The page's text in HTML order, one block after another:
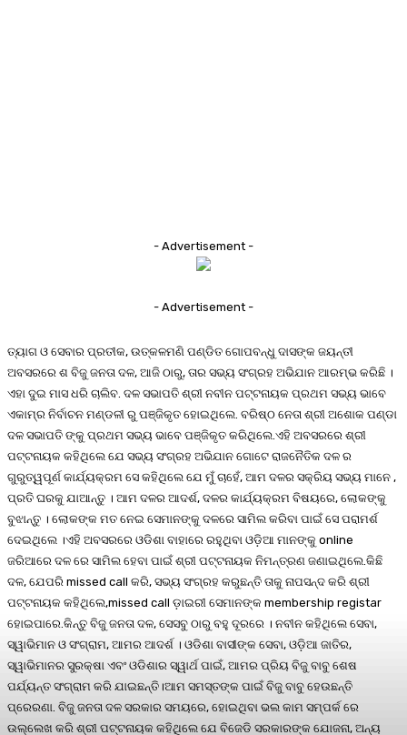
- Advertisement -
- Advertisement -
ତ୍ୟାଗ ଓ ସେବାର ପ୍ରତୀକ, ଉତ୍କଳମଣି ପଣ୍ଡିତ ଗୋପବନ୍ଧୁ ଦାସଙ୍କ ଜୟନ୍ତୀ
ଅବସରରେ ଶ ବିଜୁ ଜନତା ଦଳ, ଆଜି ଠାରୁ, ତାର ସଭ୍ୟ ସଂଗ୍ରହ ଅଭିଯାନ ଆରମ୍ଭ କରିଛି ।
ଏହା ଦୁଇ ମାସ ଧରି ଚାଲିବ. ଦଳ ସଭାପତି ଶ୍ରୀ ନବୀନ ପଟ୍ଟନାୟକ ପ୍ରଥମ ସଭ୍ୟ ଭାବେ
ଏକାମ୍ର ନିର୍ବାଚନ ମଣ୍ଡଳୀ ରୁ ପଞ୍ଜିକୃତ ହୋଇଥିଲେ. ବରିଷ୍ଠ ନେତା ଶ୍ରୀ ଅଶୋକ ପଣ୍ଡା
ଦଳ ସଭାପତି ଙ୍କୁ ପ୍ରଥମ ସଭ୍ୟ ଭାବେ ପଞ୍ଜିକୃତ କରିଥିଲେ.ଏହି ଅବସରରେ ଶ୍ରୀ
ପଟ୍ଟନାୟକ କହିଥିଲେ ଯେ ସଭ୍ୟ ସଂଗ୍ରହ ଅଭିଯାନ ଗୋଟେ ରାଜନୈତିକ ଦଳ ର
ଗୁରୁତ୍ୱପୂର୍ଣ କାର୍ଯ୍ୟକ୍ରମ ସେ କହିଥିଲେ ଯେ ମୁଁ ଚାହେଁ, ଆମ ଦଳର ସକ୍ରିୟ ସଭ୍ୟ ମାନେ ,
ପ୍ରତି ଘରକୁ ଯାଆନ୍ତୁ । ଆମ ଦଳର ଆଦର୍ଶ, ଦଳର କାର୍ଯ୍ୟକ୍ରମ ବିଷୟରେ, ଲୋକଙ୍କୁ
ବୁଝାନ୍ତୁ । ଲୋକଙ୍କ ମତ ନେଇ ସେମାନଙ୍କୁ ଦଳରେ ସାମିଲ କରିବା ପାଇଁ ସେ ପରାମର୍ଶ
ଦେଇଥିଲେ ।ଏହି ଅବସରରେ ଓଡିଶା ବାହାରେ ରହୁଥିବା ଓଡ଼ିଆ ମାନଙ୍କୁ online
ଜରିଆରେ ଦଳ ରେ ସାମିଲ ହେବା ପାଇଁ ଶ୍ରୀ ପଟ୍ଟନାୟକ ନିମନ୍ତ୍ରଣ ଜଣାଇଥିଲେ.କିଛି
ଦଳ, ଯେପରି missed call କରି, ସଭ୍ୟ ସଂଗ୍ରହ କରୁଛନ୍ତି ତାକୁ ନାପସନ୍ଦ କରି ଶ୍ରୀ
ପଟ୍ଟନାୟକ କହିଥିଲେ,missed call ଡ଼ାଇରୀ ସେମାନଙ୍କ membership registar
ହୋଇପାରେ.କିନ୍ତୁ ବିଜୁ ଜନତା ଦଳ, ସେସବୁ ଠାରୁ ବହୁ ଦୂରରେ । ନବୀନ କହିଥିଲେ ସେବା,
ସ୍ୱାଭିମାନ ଓ ସଂଗ୍ରାମ, ଆମର ଆଦର୍ଶ । ଓଡିଶା ବାସୀଙ୍କ ସେବା, ଓଡ଼ିଆ ଜାତିର,
ସ୍ୱାଭିମାନର ସୁରକ୍ଷା ଏବଂ ଓଡିଶାର ସ୍ୱାର୍ଥ ପାଇଁ, ଆମର ପ୍ରିୟ ବିଜୁ ବାବୁ ଶେଷ
ପର୍ଯ୍ୟନ୍ତ ସଂଗ୍ରାମ କରି ଯାଇଛନ୍ତି।ଆମ ସମସ୍ତଙ୍କ ପାଇଁ ବିଜୁ ବାବୁ ହେଉଛନ୍ତି
ପ୍ରେରଣା. ବିଜୁ ଜନତା ଦଳ ସରକାର ସମୟରେ, ହୋଇଥିବା ଭଲ କାମ ସମ୍ପର୍କ ରେ
ଉଲ୍ଲେଖ କରି ଶ୍ରୀ ପଟ୍ଟନାୟକ କହିଥିଲେ ଯେ ବିଜେଡି ସରକାରଙ୍କ ଯୋଜନା, ଅନ୍ୟ